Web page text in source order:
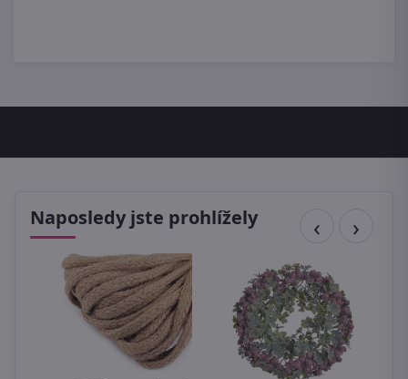
Naposledy jste prohlížely